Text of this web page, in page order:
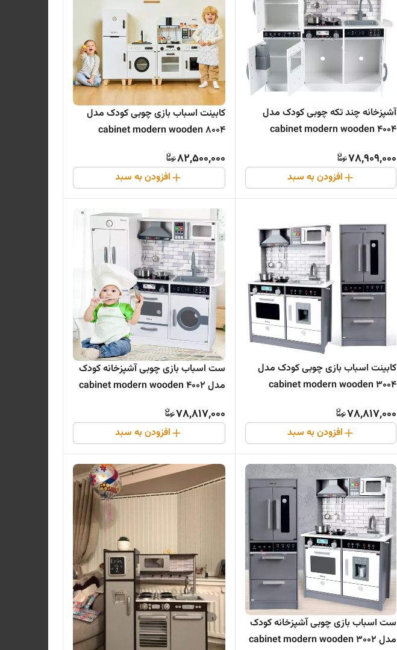
آشپزخانه چند تکه چوبی کودک مدل
4004 cabinet modern wooden
78,909,000
افزودن به سبد
کابینت اسباب بازی چوبی کودک مدل
8004 cabinet modern wooden
82,500,000
افزودن به سبد
کابینت اسباب بازی چوبی کودک مدل
3004 cabinet modern wooden
78,817,000
افزودن به سبد
ست اسباب بازی چوبی آشپزخانه کودک
مدل 4002 cabinet modern wooden
78,817,000
افزودن به سبد
ست اسباب بازی چوبی آشپزخانه کودک
مدل 3002 cabinet modern wooden